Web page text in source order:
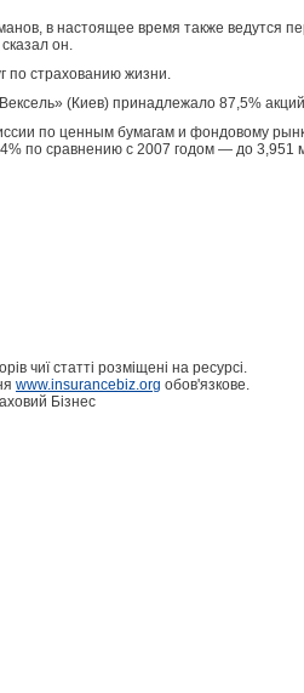
в настоящее время также ведутся
он.
по страхованию жизни.
(Киев) принадлежало 87,5%
по ценным бумагам и фондовому
по сравнению с 2007 годом — до 3,951
чиї статті розміщені на ресурсі.
www.insurancebiz.org обов'язкове.
Бізнес